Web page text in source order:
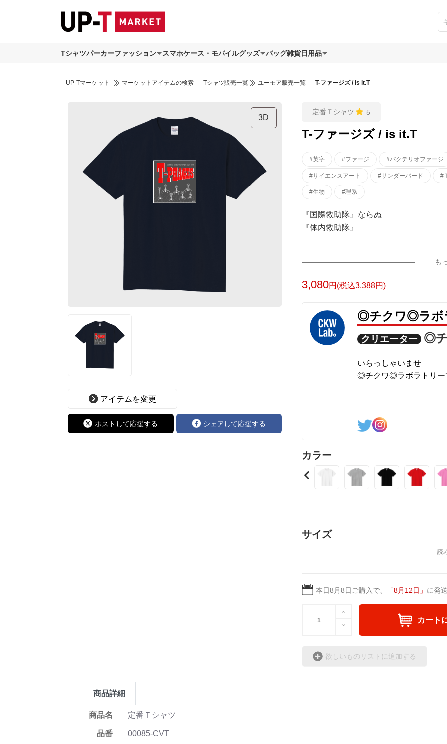
Tシャツパーカーファッション スマホケース・モバイルグッズ バッグ雑貨日用品
UP-Tマーケット マーケットアイテムの検索 Tシャツ販売一覧 ユーモア販売一覧 T-ファージズ / is it.T
3D
アイテムを変更
ポストして応援する シェアして応援する
定番Ｔシャツ 5
T-ファージズ / is it.T
#英字 #ファージ #バクテリオファージ
#サイエンスアート #サンダーバード #
#生物 #理系
『国際救助隊』ならぬ
『体内救助隊』
T-PHAGES ARE GO !!
も
3,080円(税込3,388円)
◎チクワ◎ラボ
クリエーター ◎
いらっしゃいませ
◎チクワ◎ラボラトリー
基本コンセプト【 is it.T
②「いじって〜」
そんなデザインを基本
カラー
サイズ
本日8月8日 ご購入で、 「8月12日 」 に発
カート
欲しいものリストに追加する
商品詳細
商品名 定番Ｔシャツ
品番 00085-CVT